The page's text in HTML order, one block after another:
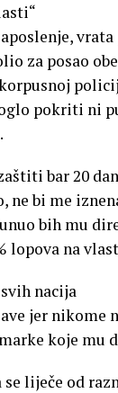
za posao
pokriti ni
bar 20
bi me
bih mu
lopova na
nacija
jer nikome
koje mu
se liječe od